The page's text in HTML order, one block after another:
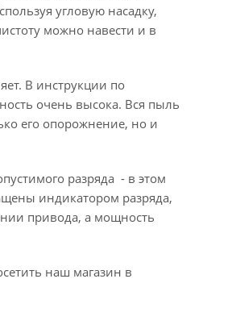
угловую насадку,
можно навести и в
В инструкции по
очень высока. Вся пыль
его опорожнение, но и
разряда - в этом
индикатором разряда,
привода, а мощность
наш магазин в